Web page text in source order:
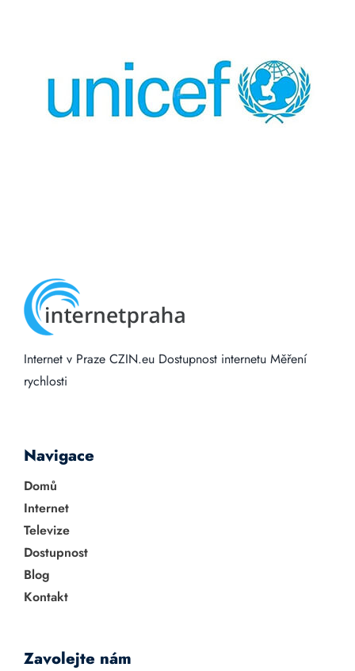
Internet v Praze CZIN.eu Dostupnost internetu Měření
rychlosti
Navigace
Domů
Internet
Televize
Dostupnost
Blog
Kontakt
Zavolejte nám